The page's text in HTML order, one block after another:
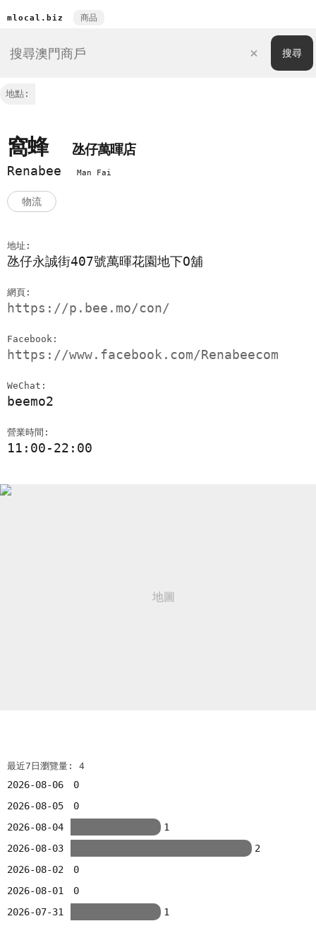
mlocal.biz 商品
地點:
窩蜂
氹仔萬暉店
Renabee
Man Fai
物流
地址:
氹仔永誠街407號萬暉花園地下O舖
網頁:
https://p.bee.mo/con/
Facebook:
https://www.facebook.com/Renabeecom
WeChat:
beemo2
營業時間:
11:00-22:00
最近7日瀏覽量: 4
2026-08-06
0
2026-08-05
0
2026-08-04
1
2026-08-03
2
2026-08-02
0
2026-08-01
0
2026-07-31
1